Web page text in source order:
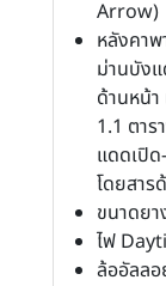
Arrow)
หลังคา
ม่านบัง
ด้านหน้า
1.1 ตา
แดดเปิ
โดยสาร
ขนาดย
ไฟ
ล้ออัลล